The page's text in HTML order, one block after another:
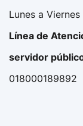
Lunes a
Línea de
servidor
018000189892